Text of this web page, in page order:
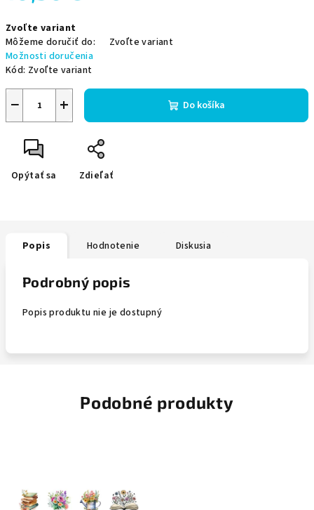
cena:
Zvoľte variant
Môžeme doručiť do:
Zvoľte variant
Možnosti doručenia
Kód: Zvoľte variant
+
− Do košíka
Opýtať sa Zdieľať
Popis Hodnotenie Diskusia
Podrobný popis
Popis produktu nie je dostupný
Podobné produkty